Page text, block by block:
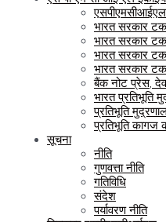
भारत सरकार
भारत सरकार
भारत सरकार
भारत सरकार
बैंक नोट प्रेस,
भारत प्रतिभूति
प्रतिभूति
प्रतिभूति कागज
सूचना
नीति
गुणवत्ता नीति
गतिविधि
संदेश
पर्यावरण नीति